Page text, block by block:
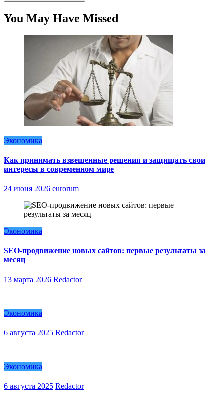
You May Have Missed
Экономика
Как принимать взвешенные решения и защищать свои
интересы в современном мире
24 июня 2026 eurorum
Экономика
SEO-продвижение новых сайтов: первые результаты за
месяц
13 марта 2026 Redactor
Экономика
6 августа 2025 Redactor
Экономика
6 августа 2025 Redactor